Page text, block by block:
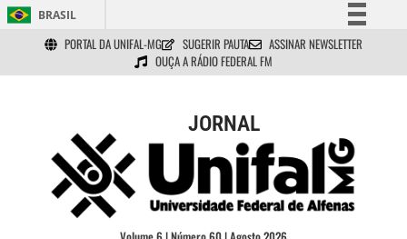
BRASIL
Simplifique!
Comunica BR
Acesso à informação
Legislação
Canais
PORTAL DA UNIFAL-MG SUGERIR PAUTA
ASSINAR NEWSLETTER
OUÇA A RÁDIO FEDERAL FM
JORNAL